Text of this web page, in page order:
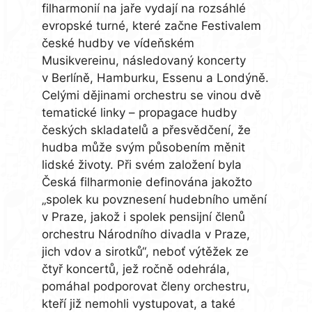
filharmonií na jaře vydají na rozsáhlé
evropské turné, které začne Festivalem
české hudby ve vídeňském
Musikvereinu, následovaný koncerty
v Berlíně, Hamburku, Essenu a Londýně.
Celými dějinami orchestru se vinou dvě
tematické linky – propagace hudby
českých skladatelů a přesvědčení, že
hudba může svým působením měnit
lidské životy. Při svém založení byla
Česká filharmonie definována jakožto
„spolek ku povznesení hudebního umění
v Praze, jakož i spolek pensijní členů
orchestru Národního divadla v Praze,
jich vdov a sirotků“, neboť výtěžek ze
čtyř koncertů, jež ročně odehrála,
pomáhal podporovat členy orchestru,
kteří již nemohli vystupovat, a také